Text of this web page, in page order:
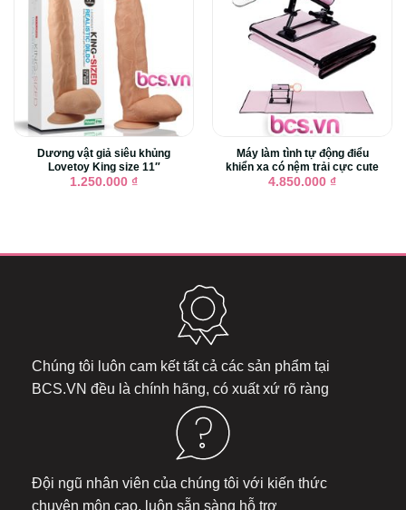
Dương vật giả siêu khủng
Lovetoy King size 11″
1.250.000 ₫
Máy làm tình tự động điểu
khiển xa có nệm trải cực cute
4.850.000 ₫
Chúng tôi luôn cam kết tất cả các sản phẩm tại
BCS.VN đều là chính hãng, có xuất xứ rõ ràng
Đội ngũ nhân viên của chúng tôi với kiến thức
chuyên môn cao, luôn sẵn sàng hỗ trợ